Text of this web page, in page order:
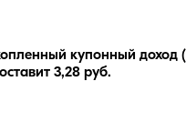
купонный доход (
3,28 руб.